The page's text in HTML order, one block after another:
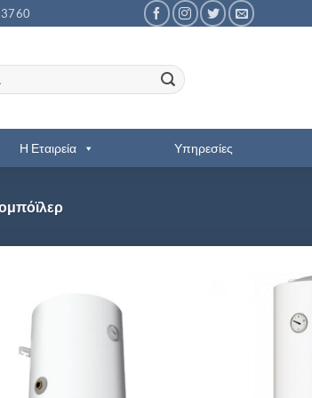
Η Εταιρεία Υπηρεσίες